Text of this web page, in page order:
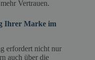
Vertrauen.
Ihrer Marke im
erfordert nicht nur
auch über die